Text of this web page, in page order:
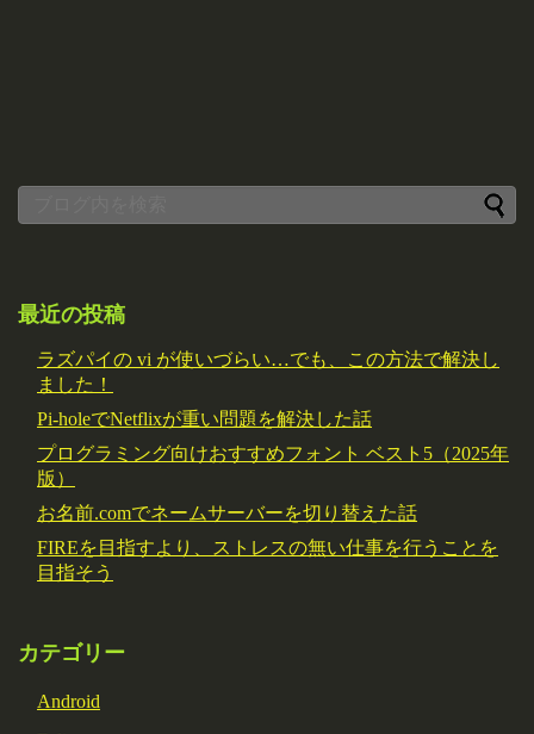
最近の投稿
ラズパイの vi が使いづらい…でも、この方法で解決し
ました！
Pi-holeでNetflixが重い問題を解決した話
プログラミング向けおすすめフォント ベスト5（2025年
版）
お名前.comでネームサーバーを切り替えた話
FIREを目指すより、ストレスの無い仕事を行うことを
目指そう
カテゴリー
Android